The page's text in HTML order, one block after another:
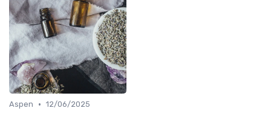
Aspen • 12/06/2025